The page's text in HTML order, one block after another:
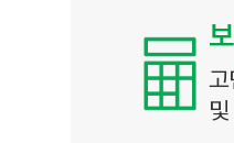
반려동물이 아플 때 발생하는
고